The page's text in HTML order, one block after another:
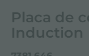
Placa de
Induction